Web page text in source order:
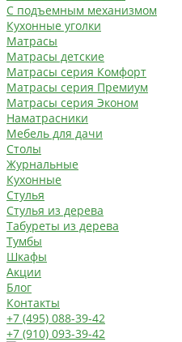
С подъемным механизмом
Кухонные уголки
Матрасы
Матрасы детские
Матрасы серия Комфорт
Матрасы серия Премиум
Матрасы серия Эконом
Наматрасники
Мебель для дачи
Столы
Журнальные
Кухонные
Стулья
Стулья из дерева
Табуреты из дерева
Тумбы
Шкафы
Акции
Блог
Контакты
+7 (495) 088-39-42
+7 (910) 093-39-42